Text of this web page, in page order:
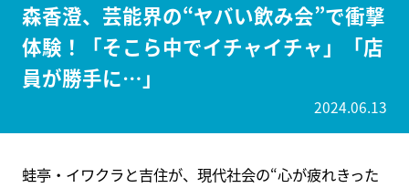
森香澄、芸能界の“ヤバい飲み会”で衝撃
体験！「そこら中でイチャイチャ」「店
員が勝手に…」
2024.06.13
蛙亭・イワクラと吉住が、現代社会の“心が疲れきった